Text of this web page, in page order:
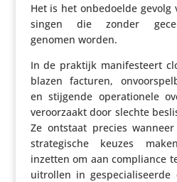
Het is het onbe­doelde
singen die zonder
genomen worden.
In de praktijk mani­fes­teert
blazen facturen,
en stijgende opera­ti­o­nele
veroor­zaakt door slechte
Ze ontstaat precies
stra­te­gi­sche keuzes
inzetten om aan compli­ance
uitrollen in gespe­ci­a­li­seerde